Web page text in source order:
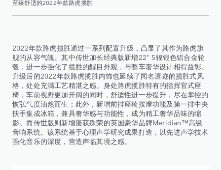
至臻舒适的2022年款路虎揽胜
2022年款路虎揽胜通过一系列配置升级，凸显了其作为路虎旗
舰的从容气魄。其中传世加长经典版新增22" 5辐银色铝合金轮
毂，进一步强化了揽胜的醒目外观，与整车奢华设计相得益彰。
升级后的2022年款路虎揽胜内饰也延续了闻名遐迩的揽胜式风
格，处处充满工艺精湛之感。身处路虎揽胜特有的指挥官式座
椅，车前视野更加开阔的同时，舒适性进一步提升，尽在掌控的
恢弘气度油然而生；此外，新增前排座椅按摩功能及第一排中央
扶手集成冰箱，兼具奢华感与功能性，成为精工奢华品味的缩
影。而传世版则新增屡获殊荣的英国豪华品牌Meridian™高级
音响系统。该系统基于心理声学研究成果打造，以先进声学技术
强化音乐的深度，营造声临其境之感。